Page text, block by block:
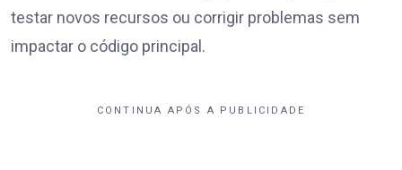
testar novos recursos ou corrigir problemas sem
impactar o código principal.
CONTINUA APÓS A PUBLICIDADE